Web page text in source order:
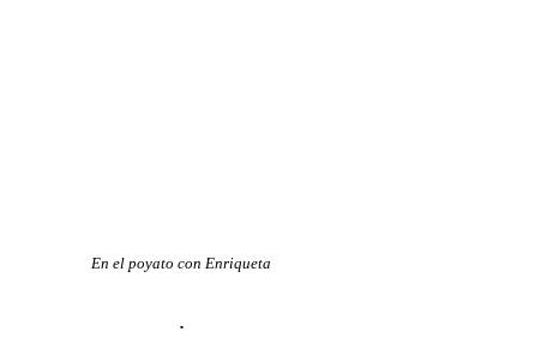
En el poyato con Enriqueta
.